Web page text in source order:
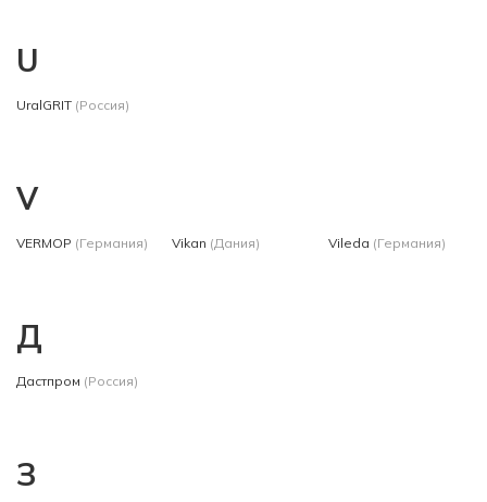
U
UralGRIT (Россия)
V
VERMOP (Германия) Vikan (Дания) Vileda (Германия)
Д
Дастпром (Россия)
З